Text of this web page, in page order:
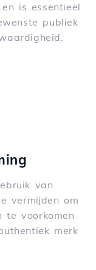
is essentieel
publiek
van
vermijden om
te voorkomen
merk